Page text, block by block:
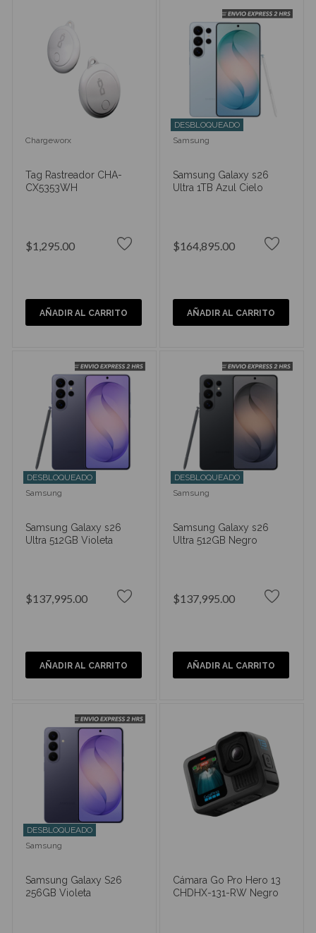
Chargeworx
Tag Rastreador CHA-
CX5353WH
$1,295.00
AÑADIR AL CARRITO
Samsung
Samsung Galaxy s26
Ultra 1TB Azul Cielo
$164,895.00
DESBLOQUEADO
AÑADIR AL CARRITO
Samsung
Samsung Galaxy s26
Ultra 512GB Violeta
$137,995.00
DESBLOQUEADO
AÑADIR AL CARRITO
Samsung
Samsung Galaxy s26
Ultra 512GB Negro
$137,995.00
DESBLOQUEADO
AÑADIR AL CARRITO
Samsung
Samsung Galaxy S26
256GB Violeta
DESBLOQUEADO
Cámara Go Pro Hero 13
CHDHX-131-RW Negro